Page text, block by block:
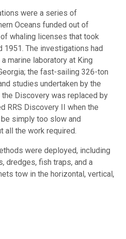
were a series of
Oceans funded out of
whaling licenses that took
1951. The investigations had
marine laboratory at King
the fast-sailing 326-ton
studies undertaken by the
the Discovery was replaced by
RRS Discovery II when the
simply too slow and
all the work required.
were deployed, including
dredges, fish traps, and a
tow in the horizontal, vertical,